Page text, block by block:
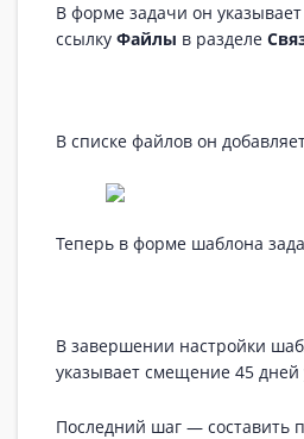
В форме задачи он
ссылку Файлы в разделе
В списке файлов он
Теперь в форме шаблона
В завершении настройки
указывает смещение 45 дней
Последний шаг — составить